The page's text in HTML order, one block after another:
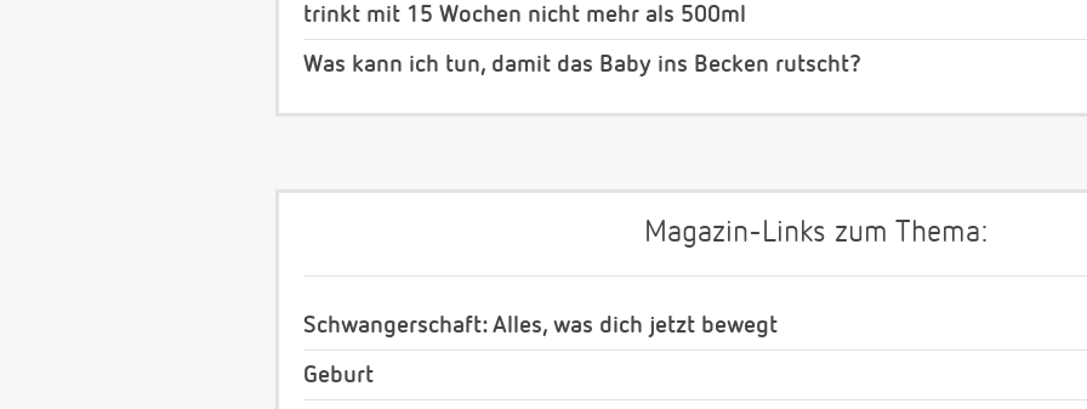
trinkt mit 15 Wochen nicht mehr als 500ml
Was kann ich tun, damit das Baby ins Becken rutscht?
Magazin-Links zum Thema:
Schwangerschaft: Alles, was dich jetzt bewegt
Geburt